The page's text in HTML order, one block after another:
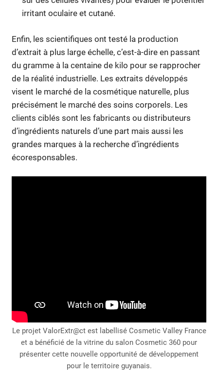
irritant oculaire et cutané.
Enfin, les scientifiques ont testé la production
d’extrait à plus large échelle, c’est-à-dire en passant
du gramme à la centaine de kilo pour se rapprocher
de la réalité industrielle. Les extraits développés
visent le marché de la cosmétique naturelle, plus
précisément le marché des soins corporels. Les
clients ciblés sont les fabricants ou distributeurs
d’ingrédients naturels d’une part mais aussi les
grandes marques à la recherche d’ingrédients
écoresponsables.
Le projet ValorExtr@ct est labellisé Cosmetic Valley France
et a bénéficié de la vitrine du salon Cosmetic 360 pour
présenter cette nouvelle opportunité de développement
pour le territoire guyanais.